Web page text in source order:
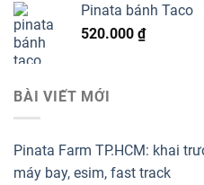
Pinata bánh Taco
520.000 ₫
BÀI VIẾT MỚI
Pinata Farm TP.HCM: khai
máy bay, esim, fast track